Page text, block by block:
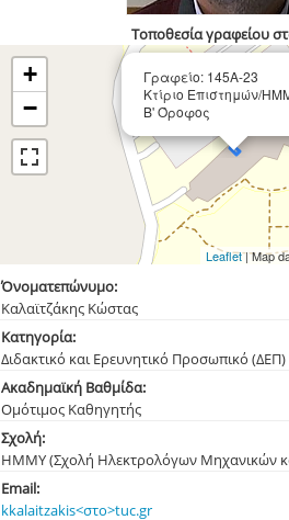
Τοποθεσία γραφείου
Γραφείο: 145Α-23
Κτίριο Επιστημών/
Β' Όροφος
+
−
Leaflet| Map
Όνοματεπώνυμο:
Καλαϊτζάκης Κώστας
Κατηγορία:
Διδακτικό και Ερευνητικό Προσωπικό (ΔΕΠ)
Ακαδημαϊκή Βαθμίδα:
Ομότιμος Καθηγητής
Σχολή:
ΗΜΜΥ (Σχολή Ηλεκτρολόγων Μηχανικών
Email:
kkalaitzakis<στο>tuc.gr